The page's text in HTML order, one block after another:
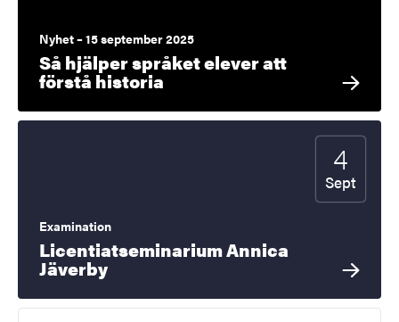
Nyhet – 15 september 2025
Så hjälper språket elever att
förstå historia
Examination
Licentiatseminarium Annica
Jäverby
Startdatum
4
Sept
2026